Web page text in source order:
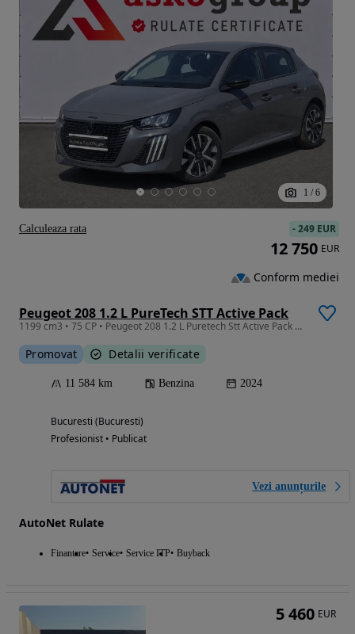
1 / 6
Peugeot 208 1.2 L PureTech STT Active Pack
1199 cm3 • 75 CP • Peugeot 208 1.2 L Puretech Stt Active Pack 2024
Promovat Detalii verificate
11 584 km Benzina 2024
Bucuresti (Bucuresti)
Profesionist • Publicat
Vezi anunțurile
AutoNet Rulate
Finantare Service Service ITP Buyback
-249 EUR
12 750 EUR
Conform mediei
Calculeaza rata
5 460 EUR